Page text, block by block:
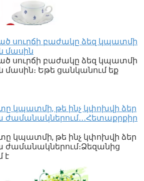
սուրճի բաժակը ձեզ կպատմի
մասին
սուրճի բաժակը ձեզ կպատմի
մասին։ Եթե ցանկանում եք
կպատմի, թե ինչ կփոխվի ձեր
ժամանակներում․․․Հետաքրքիր
կպատմի, թե ինչ կփոխվի ձեր
ժամանակներում։Ձեզանից
է